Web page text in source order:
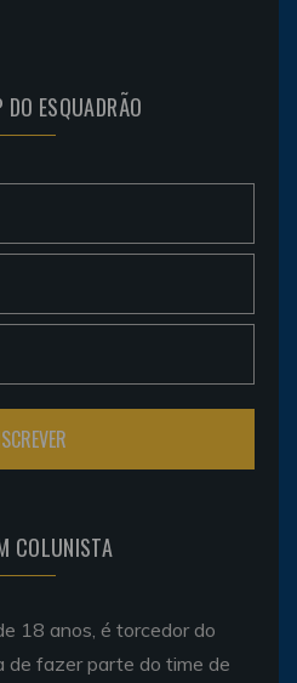
ESQUADRÃO
COLUNISTA
18 anos, é torcedor do
de fazer parte do time de